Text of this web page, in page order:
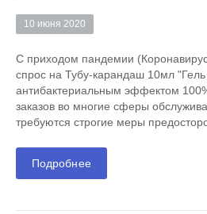
10 июня 2020
С приходом пандемии
спрос на Тубу-карандаш 10мл "Гель
антибактериальным эффектом
заказов во многие сферы
требуются строгие меры
Подробнее